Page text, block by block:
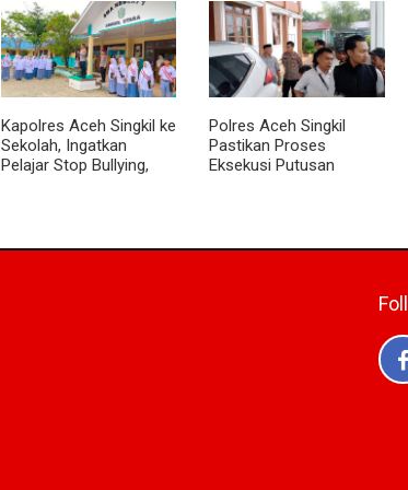
Jembatan Garuda
Dikebut, Kodim 0118
Optimistis Tepat Waktu
Pancasila dan Cinta
Tanah Air kepada Siswa
SMP
Kapolres Aceh Singkil ke
Sekolah, Ingatkan
Pelajar Stop Bullying,
Polres Aceh Singkil
Pastikan Proses
Eksekusi Putusan